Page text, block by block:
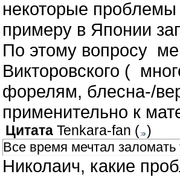
некоторые
примеру в Японии
По этому вопросу
Викторовского (
форелям, блесна-/
применительно к
Цитата Tenkara-fan ( )
Все время мечтал заломать
Николаич, какие